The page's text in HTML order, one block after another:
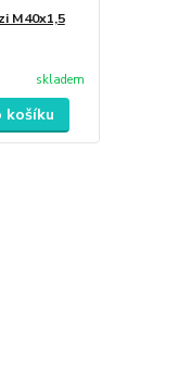
M40x1,5
skladem
košíku